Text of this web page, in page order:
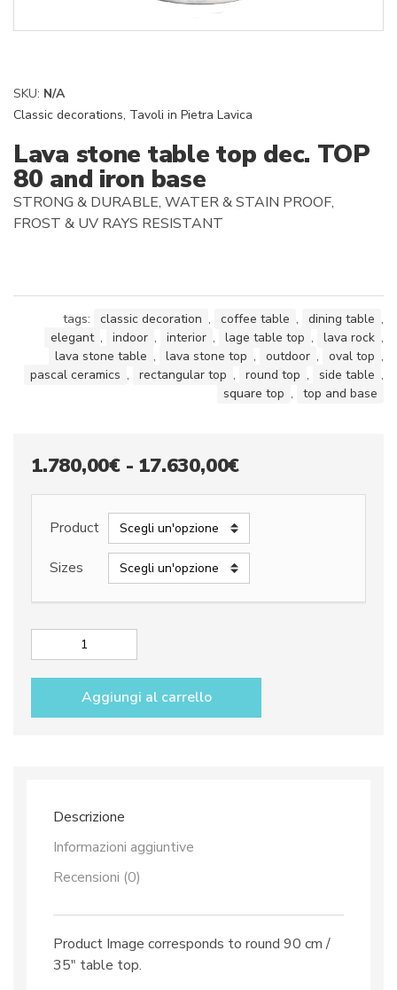
SKU: N/A
Classic decorations, Tavoli in Pietra Lavica
Lava stone table top dec. TOP
80 and iron base
STRONG & DURABLE, WATER & STAIN PROOF,
FROST & UV RAYS RESISTANT
tags: classic decoration , coffee table , dining table ,
elegant , indoor , interior , lage table top , lava rock ,
lava stone table , lava stone top , outdoor , oval top ,
pascal ceramics , rectangular top , round top , side table ,
square top , top and base
1.780,00€ - 17.630,00€Fascia
di
da
1.780,00€
a
Product
Sizes
dec.
quantità
Aggiungi al carrello
Descrizione
Informazioni aggiuntive
Recensioni (0)
Product Image corresponds to round 90 cm /
35″ table top.